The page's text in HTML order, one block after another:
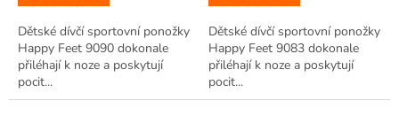
Dětské dívčí sportovní ponožky
Happy Feet 9090 dokonale
přiléhají k noze a poskytují
pocit...
Dětské dívčí sportovní ponožky
Happy Feet 9083 dokonale
přiléhají k noze a poskytují
pocit...